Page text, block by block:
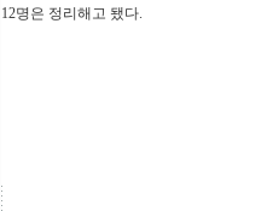
12명은 정리해고 됐다.